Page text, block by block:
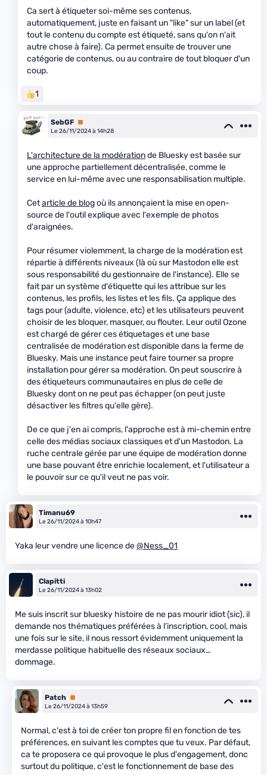
Ca sert à étiqueter soi-même ses contenus,
automatiquement, juste en faisant un "like" sur un label (et
tout le contenu du compte est étiqueté, sans qu'on n'ait
autre chose à faire). Ca permet ensuite de trouver une
catégorie de contenus, ou au contraire de tout bloquer d'un
coup.
1
SebGF Premium
Le 26/11/2024 à 14h28
L'architecture de la modérationde Bluesky est basée sur
une approche partiellement décentralisée, comme le
service en lui-même avec une responsabilisation multiple.
Cetarticle de blogoù ils annonçaient la mise en open-
source de l'outil explique avec l'exemple de photos
d'araignées.
Pour résumer violemment, la charge de la modération est
répartie à différents niveaux (là où sur Mastodon elle est
sous responsabilité du gestionnaire de l'instance). Elle se
fait par un système d'étiquette qui les attribue sur les
contenus, les profils, les listes et les fils. Ça applique des
tags pour (adulte, violence, etc) et les utilisateurs peuvent
choisir de les bloquer, masquer, ou flouter. Leur outil Ozone
est chargé de gérer ces étiquetages et une base
centralisée de modération est disponible dans la ferme de
Bluesky. Mais une instance peut faire tourner sa propre
installation pour gérer sa modération. On peut souscrire à
des étiqueteurs communautaires en plus de celle de
Bluesky dont on ne peut pas échapper (on peut juste
désactiver les filtres qu'elle gère).
De ce que j'en ai compris, l'approche est à mi-chemin entre
celle des médias sociaux classiques et d'un Mastodon. La
ruche centrale gérée par une équipe de modération donne
une base pouvant être enrichie localement, et l'utilisateur a
le pouvoir sur ce qu'il veut ne pas voir.
Timanu69
Le 26/11/2024 à 10h47
Yaka leur vendre une licence de@Ness_01
Clapitti
Le 26/11/2024 à 13h02
Me suis inscrit sur bluesky histoire de ne pas mourir idiot (sic), il
demande nos thématiques préférées à l’inscription, cool, mais
une fois sur le site, il nous ressort évidemment uniquement la
merdasse politique habituelle des réseaux sociaux…
dommage.
Patch Premium
Le 26/11/2024 à 13h59
Normal, c'est à toi de créer ton propre fil en fonction de tes
préférences, en suivant les comptes que tu veux. Par défaut,
ca te proposera ce qui provoque le plus d'engagement, donc
surtout du politique, c'est le fonctionnement de base des